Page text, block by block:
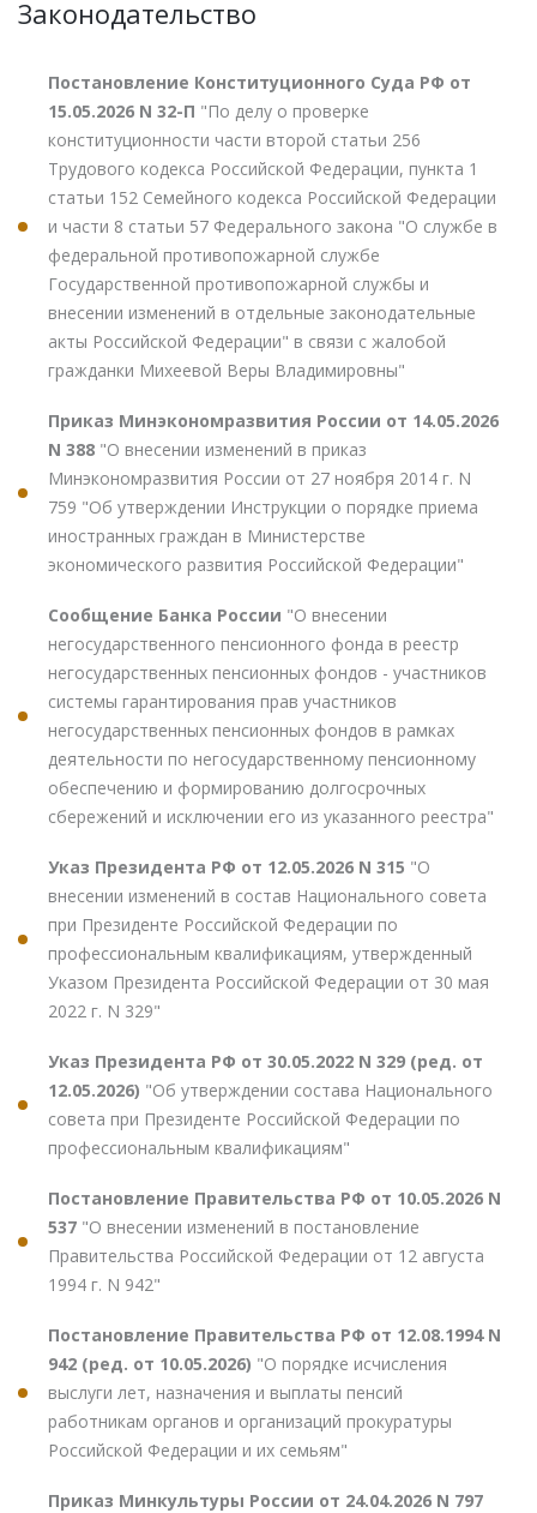
Законодательство
Постановление Конституционного Суда РФ от
15.05.2026 N 32-П "По делу о проверке
конституционности части второй статьи 256
Трудового кодекса Российской Федерации, пункта 1
статьи 152 Семейного кодекса Российской Федерации
и части 8 статьи 57 Федерального закона "О службе в
федеральной противопожарной службе
Государственной противопожарной службы и
внесении изменений в отдельные законодательные
акты Российской Федерации" в связи с жалобой
гражданки Михеевой Веры Владимировны"
Приказ Минэкономразвития России от 14.05.2026
N 388 "О внесении изменений в приказ
Минэкономразвития России от 27 ноября 2014 г. N
759 "Об утверждении Инструкции о порядке приема
иностранных граждан в Министерстве
экономического развития Российской Федерации"
Сообщение Банка России "О внесении
негосударственного пенсионного фонда в реестр
негосударственных пенсионных фондов - участников
системы гарантирования прав участников
негосударственных пенсионных фондов в рамках
деятельности по негосударственному пенсионному
обеспечению и формированию долгосрочных
сбережений и исключении его из указанного реестра"
Указ Президента РФ от 12.05.2026 N 315 "О
внесении изменений в состав Национального совета
при Президенте Российской Федерации по
профессиональным квалификациям, утвержденный
Указом Президента Российской Федерации от 30 мая
2022 г. N 329"
Указ Президента РФ от 30.05.2022 N 329 (ред. от
12.05.2026) "Об утверждении состава Национального
совета при Президенте Российской Федерации по
профессиональным квалификациям"
Постановление Правительства РФ от 10.05.2026 N
537 "О внесении изменений в постановление
Правительства Российской Федерации от 12 августа
1994 г. N 942"
Постановление Правительства РФ от 12.08.1994 N
942 (ред. от 10.05.2026) "О порядке исчисления
выслуги лет, назначения и выплаты пенсий
работникам органов и организаций прокуратуры
Российской Федерации и их семьям"
Приказ Минкультуры России от 24.04.2026 N 797